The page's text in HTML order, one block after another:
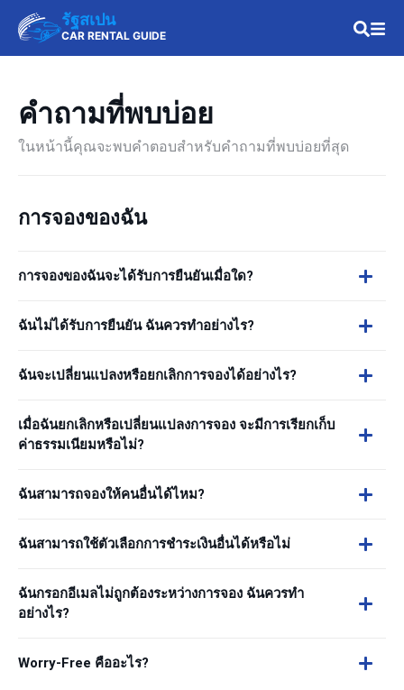
รัฐสเปน
CAR RENTAL GUIDE
คำถามที่พบบ่อย
ในหน้านี้คุณจะพบคำตอบสำหรับคำถามที่พบบ่อยที่สุด
การจองของฉัน
การจองของฉันจะได้รับการยืนยันเมื่อใด?
ฉันไม่ได้รับการยืนยัน ฉันควรทำอย่างไร?
ฉันจะเปลี่ยนแปลงหรือยกเลิกการจองได้อย่างไร?
เมื่อฉันยกเลิกหรือเปลี่ยนแปลงการจอง จะมีการเรียกเก็บ
ค่าธรรมเนียมหรือไม่?
ฉันสามารถจองให้คนอื่นได้ไหม?
ฉันสามารถใช้ตัวเลือกการชำระเงินอื่นได้หรือไม่
ฉันกรอกอีเมลไม่ถูกต้องระหว่างการจอง ฉันควรทำ
อย่างไร?
Worry-Free คืออะไร?